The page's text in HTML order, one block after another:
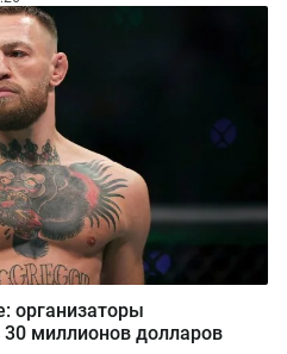
организаторы
миллионов долларов